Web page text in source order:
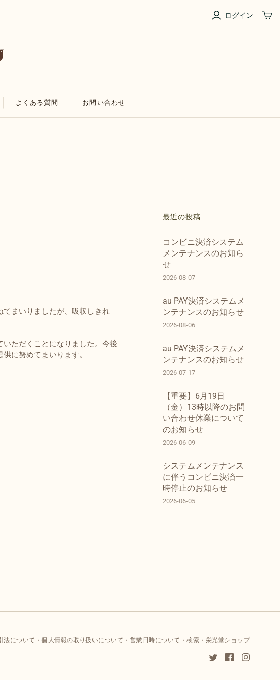
ログイン
て
よくある質問 お問い合わせ
まいりましたが、吸収しきれ
ただくことになりました。今後
に努めてまいります。
最近の投稿
コンビニ決済システム
メンテナンスのお知ら
せ
2026-08-07
au PAY決済システムメ
ンテナンスのお知らせ
2026-08-06
au PAY決済システムメ
ンテナンスのお知らせ
2026-07-17
【重要】6月19日
（金）13時以降のお問
い合わせ休業について
のお知らせ
2026-06-09
システムメンテナンス
に伴うコンビニ決済一
時停止のお知らせ
2026-06-05
法について 個人情報の取り扱いについて 営業日時について 検索 栄光堂ショップ